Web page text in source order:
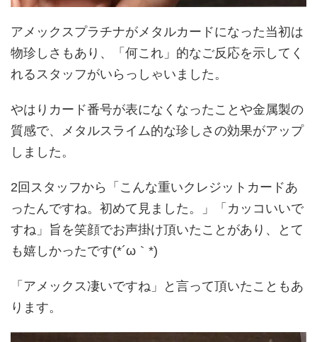
アメックスプラチナがメタルカードになった当初は
物珍しさもあり、「何これ」的なご反応を示してく
れるスタッフがいらっしゃいました。
やはりカード番号が表になくなったことや金属製の
質感で、メタルスライム的な珍しさの効果がアップ
しました。
2回スタッフから「こんな重いクレジットカードあ
ったんですね。初めて見ました。」「カッコいいで
すね」旨を笑顔でお声掛け頂いたことがあり、とて
も嬉しかったです(*´ω｀*)
「アメックス凄いですね」と言って頂いたこともあ
ります。